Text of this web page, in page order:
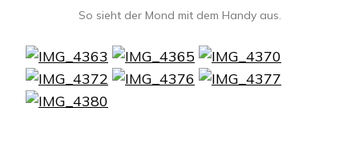
So sieht der Mond mit dem Handy aus.